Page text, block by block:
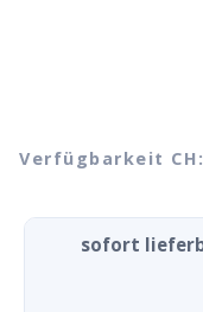
Verfügbarkeit CH:
sofort